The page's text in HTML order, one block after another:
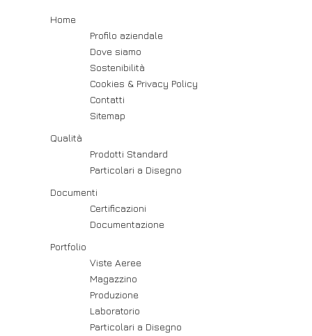
Home
Profilo aziendale
Dove siamo
Sostenibilità
Cookies & Privacy Policy
Contatti
Sitemap
Qualità
Prodotti Standard
Particolari a Disegno
Documenti
Certificazioni
Documentazione
Portfolio
Viste Aeree
Magazzino
Produzione
Laboratorio
Particolari a Disegno